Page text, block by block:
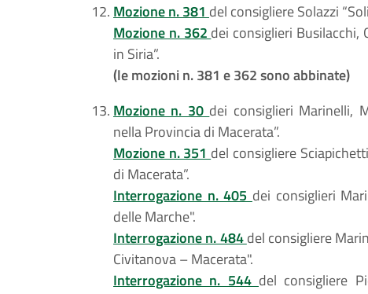
Mozione n. 381 del consigliere Solazzi
Mozione n. 362 dei consiglieri Busilacchi,
in Siria”.
(le mozioni n. 381 e 362 sono abbinate)
Mozione n. 30 dei consiglieri Marinelli,
nella Provincia di Macerata”.
Mozione n. 351 del consigliere
di Macerata”.
Interrogazione n. 405 dei consiglieri
delle Marche".
Interrogazione n. 484del consigliere
Civitanova – Macerata".
Interrogazione n. 544 del consigliere